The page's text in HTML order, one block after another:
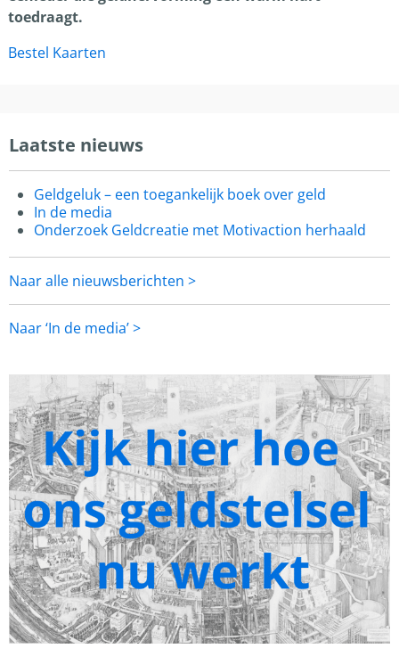
toedraagt.
Bestel Kaarten
Laatste nieuws
Geldgeluk – een toegankelijk boek over geld
In de media
Onderzoek Geldcreatie met Motivaction herhaald
Naar alle nieuwsberichten >
Naar ‘In de media’ >